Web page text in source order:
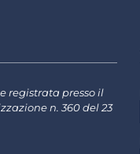
registrata presso il
n. 360 del 23